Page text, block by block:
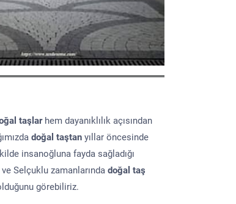
taşlar hem dayanıklılık açısından
doğal taştan yıllar öncesinde
insanoğluna fayda sağladığı
Selçuklu zamanlarında doğal taş
görebiliriz.